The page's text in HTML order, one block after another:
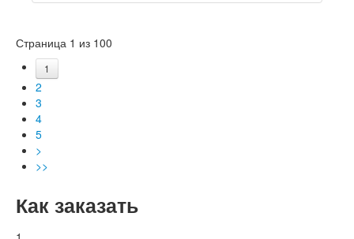
Страница 1 из 100
1
2
3
4
5
>
>>
Как заказать